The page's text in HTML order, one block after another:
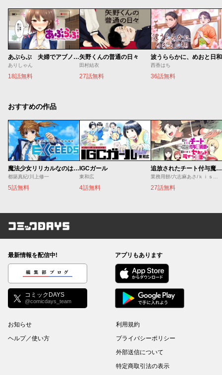
あぶらぶ 夫婦でアブノーマルなラブしませんか？
ありしゃん
18話無料
矢野くんの普通の日々
田村結衣
27話無料
波うららかに、めおと日和
西香はち
36話無料
おすすめの作品
魔法少女リリカルなのは EXCEEDS
都築真紀/川上修一
5話無料
IGCガール
東和広
4話無料
追放されたチート付与魔術師は気ままなセカンドライフを謳歌する。 ～俺は武器だけじゃなく、あらゆるものに『強化ポイント』を付与できるし、俺の意思でいつでも効果を解除できるけど、残った人たち大丈夫？～
27話無料
コミックDAYS
最新情報を配信中!
編集部ブログ
コミックDAYS
@comicdays_team
アプリもあります
お知らせ
ヘルプ／使い方
利用規約
プライバシーポリシー
外部送信について
特定商取引法の表示